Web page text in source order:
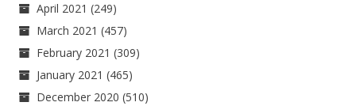
April 2021 (249)
March 2021 (457)
February 2021 (309)
January 2021 (465)
December 2020 (510)